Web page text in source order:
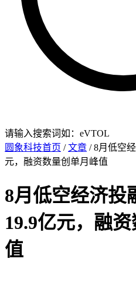
请输入搜索词如：eVTOL
圆象科技首页 /文章 / 8月低空
元，融资数量创单月峰值
8月低空经济投
19.9亿元，融
值